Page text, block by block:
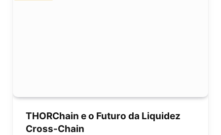
THORChain e o Futuro da Liquidez
Cross-Chain